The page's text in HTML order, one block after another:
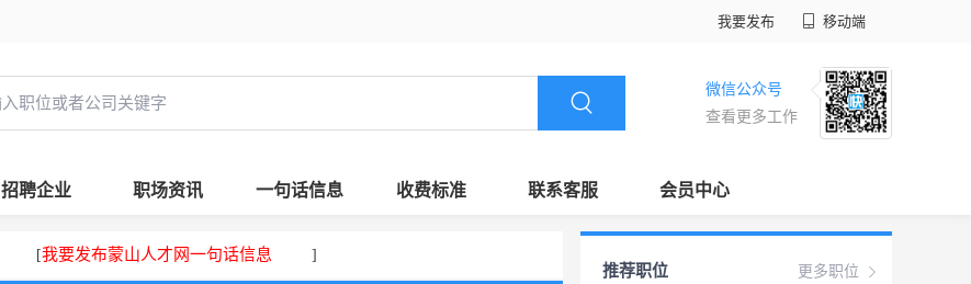
我要发布 移动端
微信公众号
查看更多工作
招聘企业 职场资讯 一句话信息 收费标准 联系客服 会员中心
[我要发布蒙山人才网一句话信息 ]
更多职位
推荐职位